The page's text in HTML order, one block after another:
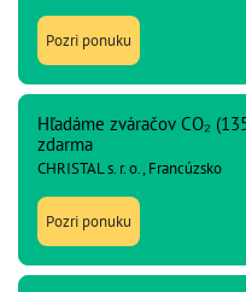
Pozri ponuku
Hľadáme zváračov CO₂
zdarma
CHRISTAL s. r. o., Francúzsko
Pozri ponuku